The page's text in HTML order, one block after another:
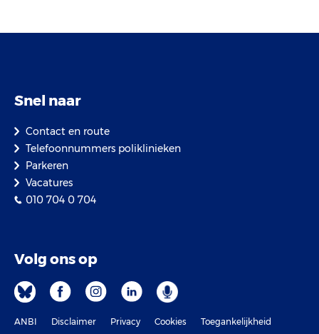
Snel naar
Contact en route
Telefoonnummers poliklinieken
Parkeren
Vacatures
010 704 0 704
Volg ons op
ANBI Disclaimer Privacy Cookies Toegankelijkheid